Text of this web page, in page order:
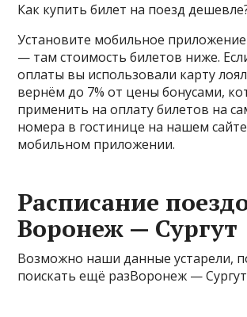
Как купить билет на поезд
Установите мобильное
— там стоимость билетов ниже.
оплаты вы использовали карту
вернём до 7% от цены бонусами,
применить на оплату билетов на
номера в гостинице на нашем
мобильном приложении.
Расписание
Воронеж — Сургут
Возможно наши данные устарели,
поискать ещё разВоронеж — Сургут